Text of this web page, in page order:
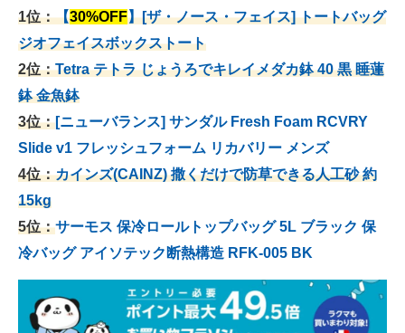
1位：【30%OFF】[ザ・ノース・フェイス] トートバッグ
ジオフェイスボックストート
2位：Tetra テトラ じょうろでキレイメダカ鉢 40 黒 睡蓮
鉢 金魚鉢
3位：[ニューバランス] サンダル Fresh Foam RCVRY
Slide v1 フレッシュフォーム リカバリー メンズ
4位：カインズ(CAINZ) 撒くだけで防草できる人工砂 約
15kg
5位：サーモス 保冷ロールトップバッグ 5L ブラック 保
冷バッグ アイソテック断熱構造 RFK-005 BK